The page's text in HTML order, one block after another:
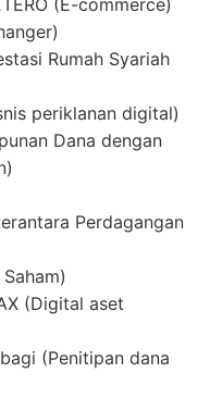
(E-commerce)
Rumah Syariah
periklanan digital)
Dana dengan
Perdagangan
(Digital aset
(Penitipan dana